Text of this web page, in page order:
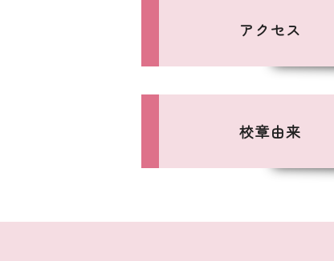
アクセス
校章由来